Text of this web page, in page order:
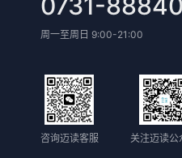
周一至周日 9:00-21:00
咨询迈读客服 关注迈读公